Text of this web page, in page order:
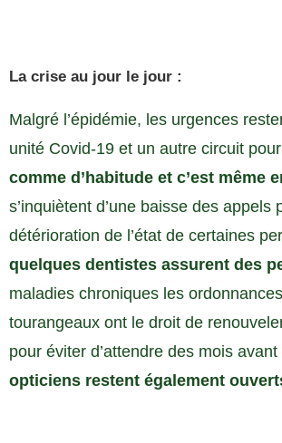
La crise au jour le jour :
Malgré l’épidémie, les urgences
unité Covid-19 et un autre circuit
comme d’habitude et c’est même
s’inquiètent d’une baisse des
détérioration de l’état de certaines
quelques dentistes assurent des
maladies chroniques les
tourangeaux ont le droit de
pour éviter d’attendre des mois
opticiens restent également